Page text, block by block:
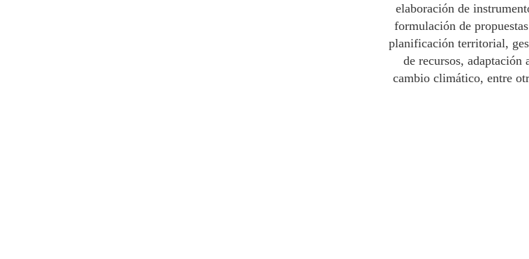
elaboración de
formulación de
planificación territorial,
de recursos, adaptación
cambio climático, entre